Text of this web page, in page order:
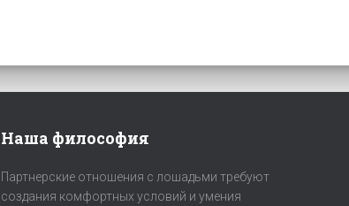
Наша философия
Партнерские отношения с лошадьми требуют
создания комфортных условий и умения